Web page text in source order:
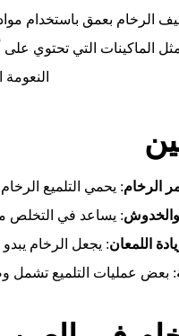
الرخام بعمق باستخدام
الماكينات التي تحتوي على
الرخام: يحمي التلميع
والخدوش: يساعد في التخلص
اللمعان: يجعل الرخام
: بعض عمليات التلميع تشمل